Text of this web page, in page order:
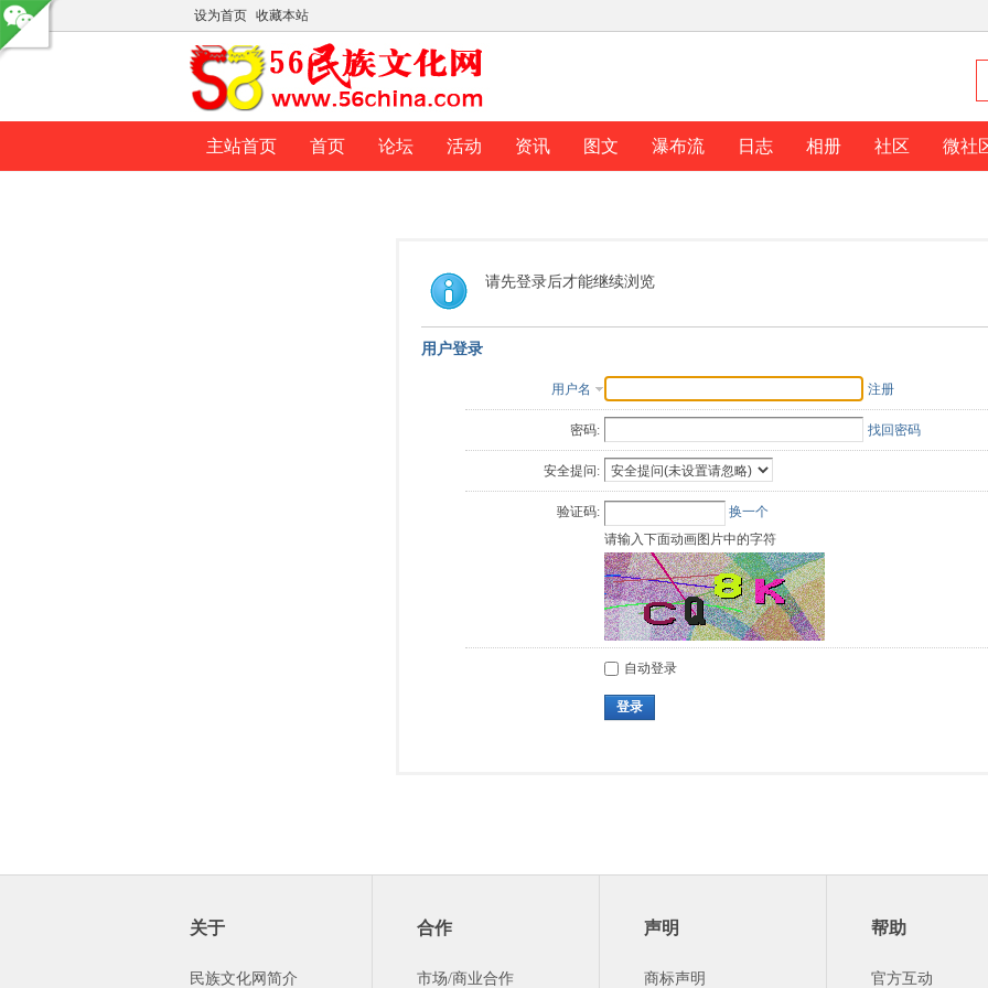
设为首页 收藏本站
主站首页 首页 论坛 活动 资讯 图文 瀑布流 日志 相册 社区 微社
请先登录后才能继续浏览
用户登录
用户名 注册
密码: 找回密码
安全提问:
验证码:
换一个
请输入下面动画图片中的字符
自动登录
登录
关于
民族文化网简介
合作
市场/商业合作
声明
商标声明
帮助
官方互动